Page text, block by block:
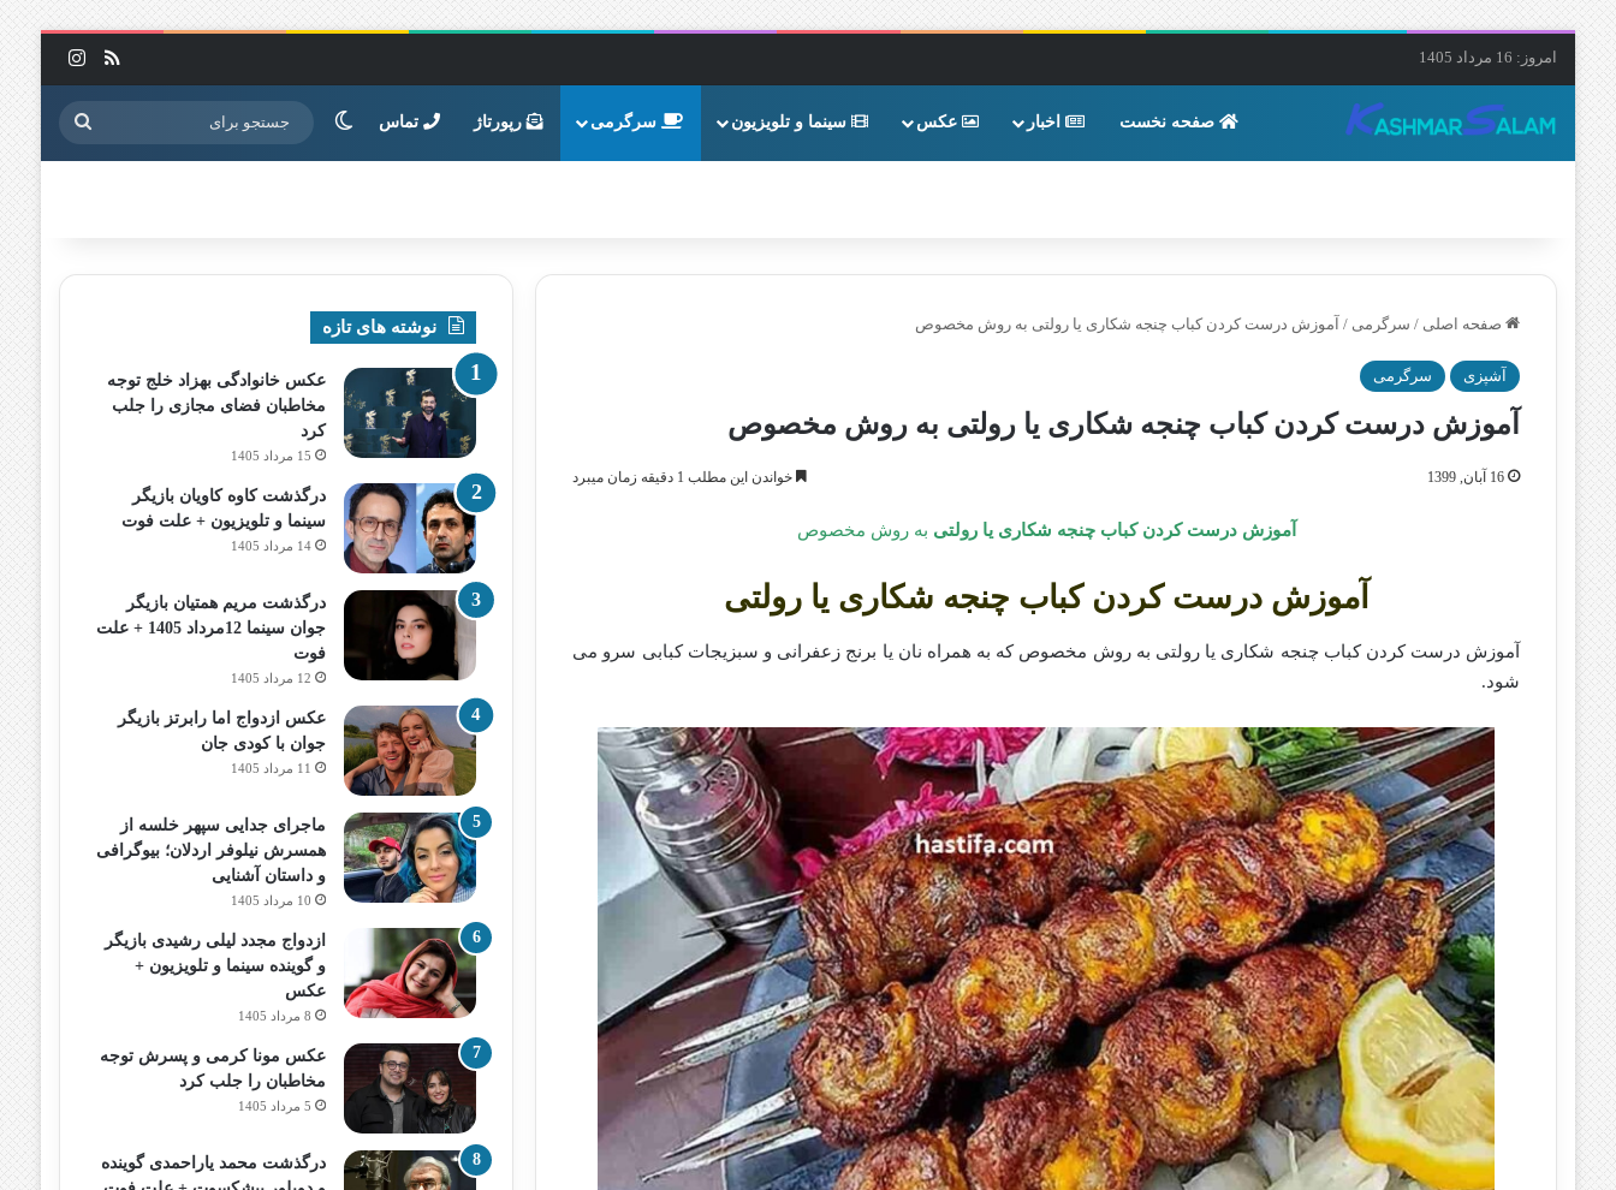
امروز: 16 مرداد 1405 خوراک
صفحه نخست اخبار عکس سینما و تلویزیون سرگرمی رپورتاژ تماس تغییر پوسته جستجو
برای
صفحه اصلی / سرگرمی / آموزش درست کردن کباب چنجه شکاری یا رولتی به روش مخصوص
آشپزی سرگرمی
آموزش درست کردن کباب چنجه شکاری یا رولتی به روش مخصوص
16 آبان, 1399 خواندن این مطلب 1 دقیقه زمان میبرد
آموزش درست کردن کباب چنجه شکاری یا رولتی به روش مخصوص
آموزش درست کردن کباب چنجه شکاری یا رولتی
آموزش درست کردن کباب چنجه شکاری یا رولتی به روش مخصوص که به همراه نان یا برنج زعفرانی و سبزیجات کبابی سرو می
شود.
نوشته های تازه
عکس خانوادگی بهزاد خلج توجه
مخاطبان فضای مجازی را جلب
کرد
15 مرداد 1405
درگذشت کاوه کاویان بازیگر
سینما و تلویزیون + علت فوت
14 مرداد 1405
درگذشت مریم همتیان بازیگر
جوان سینما 12مرداد 1405 + علت
فوت
12 مرداد 1405
عکس ازدواج اما رابرتز بازیگر
جوان با کودی جان
11 مرداد 1405
ماجرای جدایی سپهر خلسه از
همسرش نیلوفر اردلان؛ بیوگرافی
و داستان آشنایی
10 مرداد 1405
ازدواج مجدد لیلی رشیدی بازیگر
و گوینده سینما و تلویزیون +
عکس
8 مرداد 1405
عکس مونا کرمی و پسرش توجه
مخاطبان را جلب کرد
5 مرداد 1405
درگذشت محمد یاراحمدی گوینده